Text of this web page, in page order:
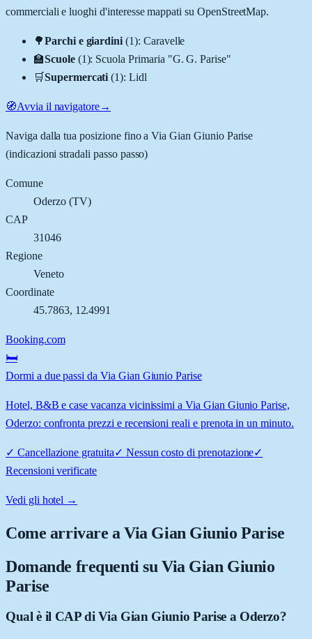
commerciali e luoghi d'interesse mappati su OpenStreetMap.
🌳Parchi e giardini (1): Caravelle
🏫Scuole (1): Scuola Primaria "G. G. Parise"
🛒Supermercati (1):Lidl
🧭Avvia il navigatore→
Naviga dalla tua posizione fino aVia Gian Giunio Parise
(indicazioni stradali passo passo)
Comune
Oderzo(TV)
CAP
31046
Regione
Veneto
Coordinate
45.7863, 12.4991
Booking.com
🛏️
Dormi a due passi da Via Gian Giunio Parise
Hotel, B&B e case vacanza vicinissimi a Via Gian Giunio Parise,
Oderzo: confronta prezzi e recensioni reali e prenota in un minuto.
✓ Cancellazione gratuita✓ Nessun costo di prenotazione✓
Recensioni verificate
Vedi gli hotel →
Come arrivare aVia Gian Giunio Parise
Domande frequenti su Via Gian Giunio
Parise
Qual è il CAP di Via Gian Giunio Parise a Oderzo?